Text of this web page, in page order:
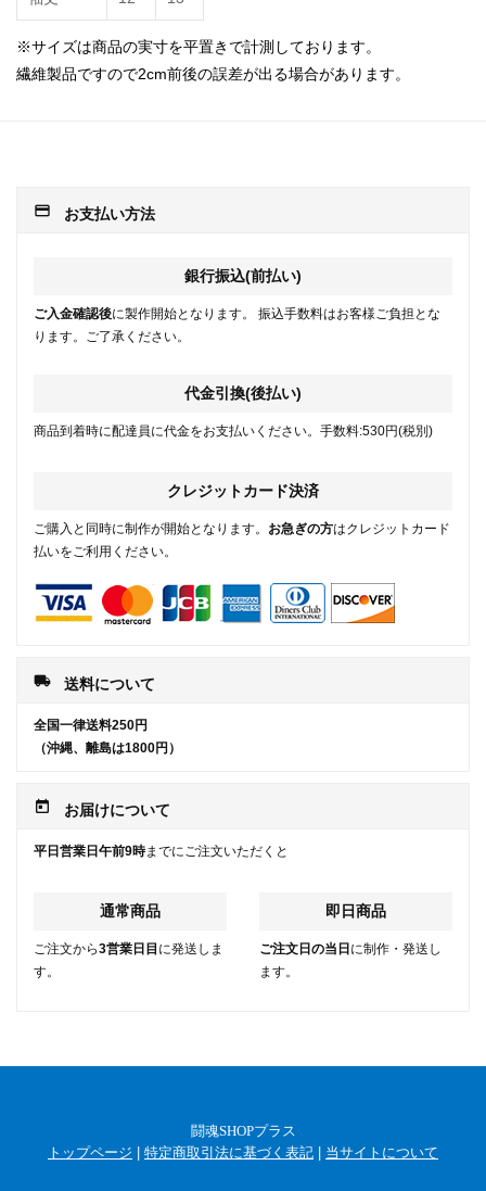
※サイズは商品の実寸を平置きで計測しております。
繊維製品ですので2cm前後の誤差が出る場合があります。
payment お支払い方法
銀行振込(前払い)
ご入金確認後に製作開始となります。 振込手数料はお客様ご負担とな
ります。ご了承ください。
代金引換(後払い)
商品到着時に配達員に代金をお支払いください。手数料:530円(税別)
クレジットカード決済
ご購入と同時に制作が開始となります。 お急ぎの方はクレジットカード
払いをご利用ください。
local_shipping 送料について
全国一律送料250円
（沖縄、離島は1800円）
today お届けについて
平日営業日午前9時までにご注文いただくと
通常商品
ご注文から3営業日目 に発送しま
す。
即日商品
ご注文日の当日 に制作・発送し
ます。
闘魂SHOPプラス
トップページ
特定商取引法に基づく表記 当サイトについて